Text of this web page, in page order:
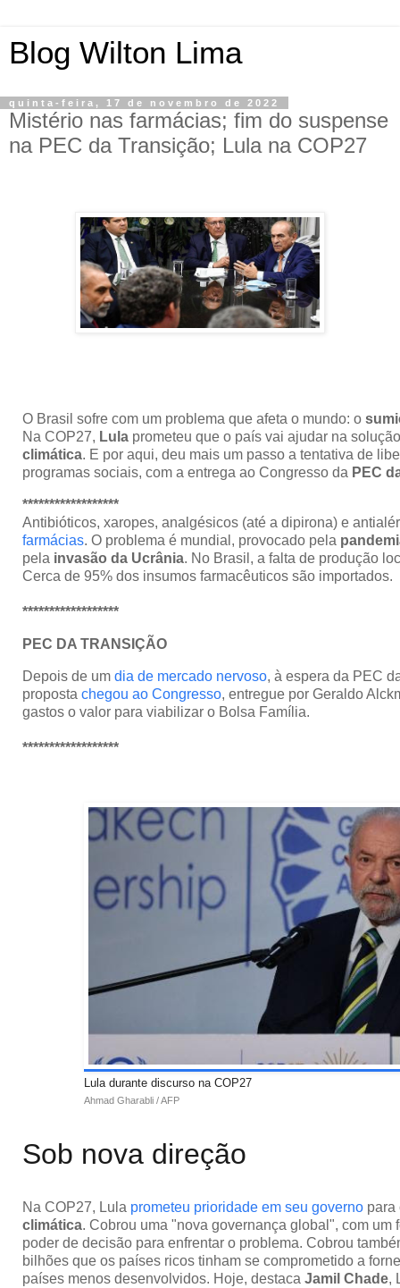
Blog Wilton Lima
quinta-feira, 17 de novembro de 2022
Mistério nas farmácias; fim do suspense
na PEC da Transição; Lula na COP27
O Brasil sofre com um problema que afeta o mundo: o
Na COP27, Lula prometeu que o país vai ajudar na
climática. E por aqui, deu mais um passo a tentativa de
programas sociais, com a entrega ao Congresso da PEC
******************
Antibióticos, xaropes, analgésicos (até a dipirona) e
farmácias. O problema é mundial, provocado pela
pela invasão da Ucrânia. No Brasil, a falta de produção
Cerca de 95% dos insumos farmacêuticos são importados.
******************
PEC DA TRANSIÇÃO
Depois de um dia de mercado nervoso, à espera da PEC
proposta chegou ao Congresso, entregue por Geraldo
gastos o valor para viabilizar o Bolsa Família.
******************
Lula durante discurso na COP27
Ahmad Gharabli / AFP
Sob nova direção
Na COP27, Lula prometeu prioridade em seu governo
climática. Cobrou uma "nova governança global", com um
poder de decisão para enfrentar o problema. Cobrou
bilhões que os países ricos tinham se comprometido a
países menos desenvolvidos. Hoje, destaca Jamil Chade,